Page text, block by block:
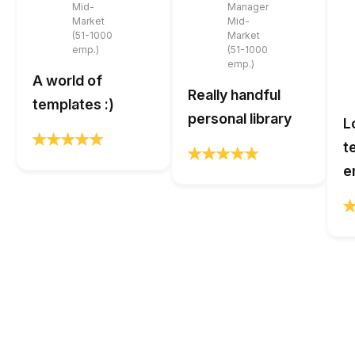
Mid-
Market
(51-1000
emp.)
A world of
templates :)
Manager
Mid-
Market
(51-1000
emp.)
Really handful
personal library